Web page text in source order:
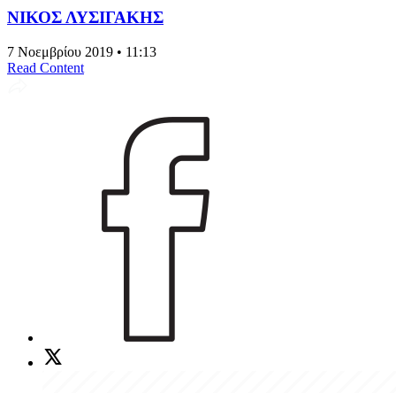
ΝΙΚΟΣ ΛΥΣΙΓΑΚΗΣ
7 Νοεμβρίου 2019 • 11:13
Read Content